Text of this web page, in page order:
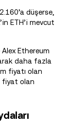
düşerse,
ETH’i mevcut
Ethereum
daha fazla
fiyatı olan
fiyat olan